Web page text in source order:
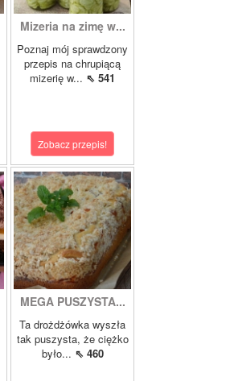
Mizeria na zimę w...
Poznaj mój sprawdzony
przepis na chrupiącą
mizerię w... ⇖ 541
Zobacz przepis!
MEGA PUSZYSTA...
Ta drożdżówka wyszła
tak puszysta, że ciężko
było... ⇖ 460